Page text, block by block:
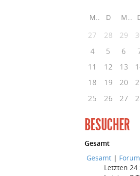
M D M
27 28 29
4
5 6
11
12 13
18
19 20
25
26 27
BESUCHER
Gesamt
Gesamt | Forum
Letzten